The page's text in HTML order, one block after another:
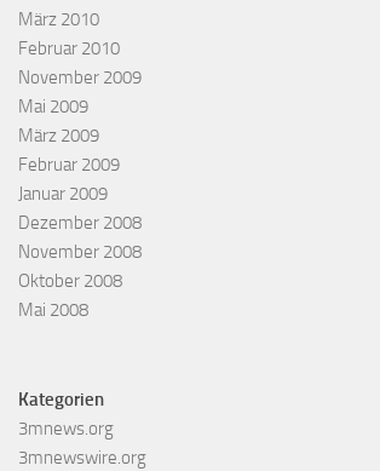
März 2010
Februar 2010
November 2009
Mai 2009
März 2009
Februar 2009
Januar 2009
Dezember 2008
November 2008
Oktober 2008
Mai 2008
Kategorien
3mnews.org
3mnewswire.org